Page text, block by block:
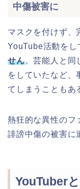
中傷被害に
マスクを付けず、
YouTube活動をし
せん。芸能人と同
をしていたなど、
てしまうこともあ
熱狂的な異性のフ
誹謗中傷の被害に
YouTuber